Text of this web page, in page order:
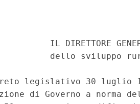
IL DIRETTORE
dello sviluppo
legislativo 30 luglio
di Governo a